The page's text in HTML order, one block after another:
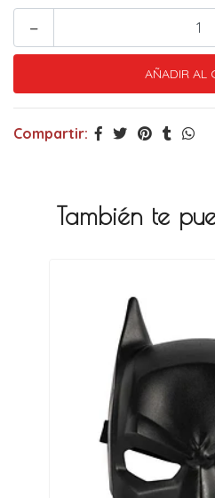
-
Compartir:
También te